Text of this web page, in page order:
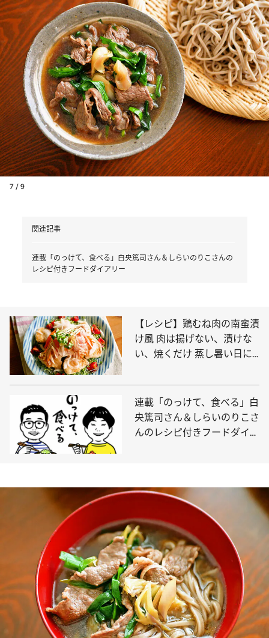
7 / 9
関連記事
連載「のっけて、食べる」白央篤司さん＆しらいのりこさんの
レシピ付きフードダイアリー
【レシピ】鶏むね肉の南蛮漬
け風 肉は揚げない、漬けな
い、焼くだけ 蒸し暑い日に
連載「のっけて、食べる」白
央篤司さん＆しらいのりこさ
んのレシピ付きフードダイア